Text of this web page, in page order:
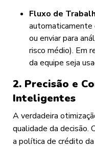
Fluxo de
automaticamente
ou enviar para
risco médio). Em
da equipe seja
2. Precisão e
Inteligentes
A verdadeira
qualidade da decisão.
a política de crédito